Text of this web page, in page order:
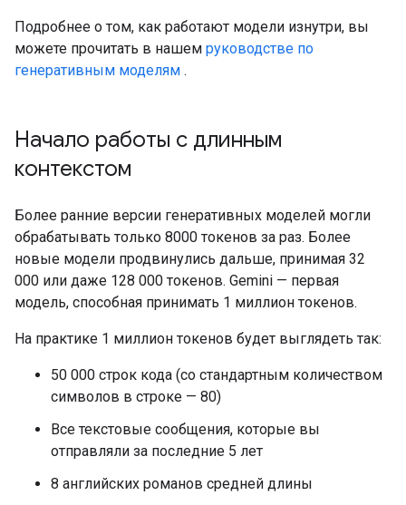
Подробнее о том, как работают модели изнутри, вы
можете прочитать в нашем руководстве по
генеративным моделям .
Начало работы с длинным
контекстом
Более ранние версии генеративных моделей могли
обрабатывать только 8000 токенов за раз. Более
новые модели продвинулись дальше, принимая 32
000 или даже 128 000 токенов. Gemini — первая
модель, способная принимать 1 миллион токенов.
На практике 1 миллион токенов будет выглядеть так:
50 000 строк кода (со стандартным количеством
символов в строке — 80)
Все текстовые сообщения, которые вы
отправляли за последние 5 лет
8 английских романов средней длины